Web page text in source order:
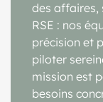
des affaires,
RSE : nos
précision et
piloter
mission est
besoins